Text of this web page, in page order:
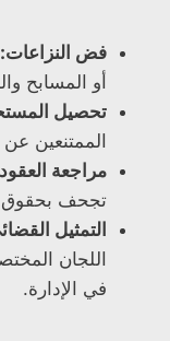
فض النزاعات:
أو المسابح
تحصيل
الممتنعين
مراجعة
تجحف بحقوق
التمثيل
اللجان
في الإدارة.